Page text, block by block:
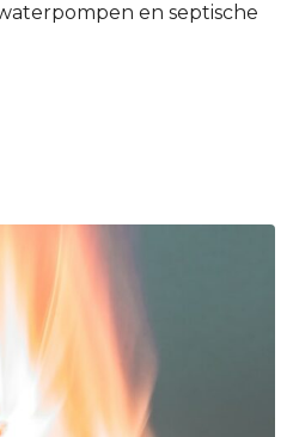
en septische